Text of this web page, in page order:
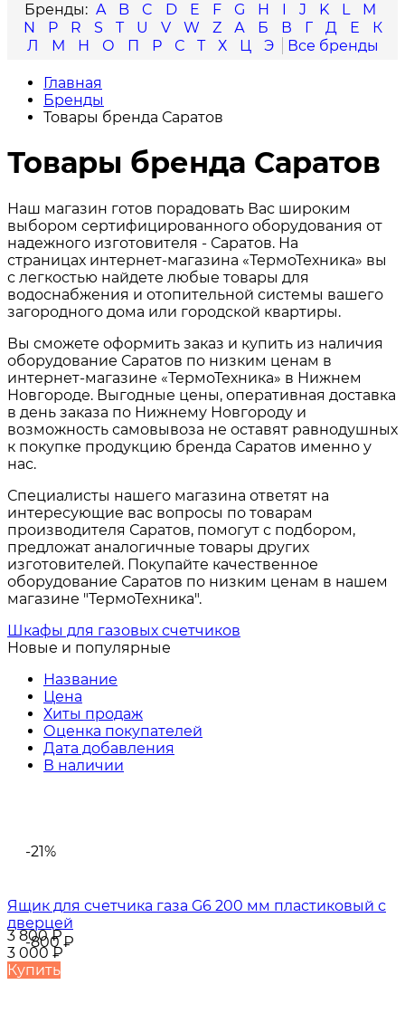
A
B C D E F G H I J K L
M
N
P R S T U V W Z А Б В Г Д Е
К
Л
М Н О П Р С Т Х Ц Э
Главная
Бренды
Товары бренда Саратов
Товары бренда Саратов
Наш магазин готов порадовать Вас широким
выбором сертифицированного оборудования от
надежного изготовителя - Саратов. На
страницах интернет-магазина «ТермоТехника» вы
с легкостью найдете любые товары для
водоснабжения и отопительной системы вашего
загородного дома или городской квартиры.
Вы сможете оформить заказ и купить из наличия
оборудование Саратов по низким ценам в
интернет-магазине «ТермоТехника» в Нижнем
Новгороде. Выгодные цены, оперативная доставка
в день заказа по Нижнему Новгороду и
возможность самовывоза не оставят равнодушных
к покупке продукцию бренда Саратов именно у
нас.
Специалисты нашего магазина ответят на
интересующие вас вопросы по товарам
производителя Саратов, помогут с подбором,
предложат аналогичные товары других
изготовителей. Покупайте качественное
оборудование Саратов по низким ценам в нашем
магазине "ТермоТехника".
Шкафы для газовых счетчиков
Новые и популярные
Название
Цена
Хиты продаж
Оценка покупателей
Дата добавления
В наличии
-21%
-800₽
Ящик для счетчика газа G6 200 мм пластиковый с
дверцей
3 800₽
3 000 ₽
Купить